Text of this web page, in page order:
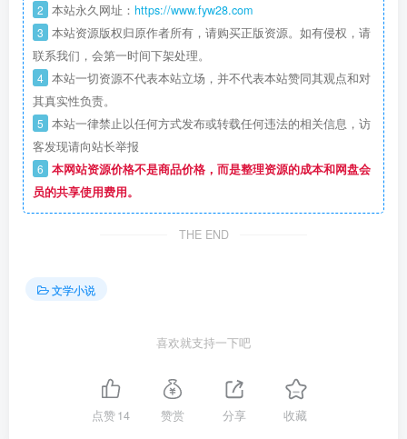
2 本站永久网址： https://www.fyw28.com
3 本站资源版权归原作者所有，请购买正版资源。如有侵权，请
联系我们，会第一时间下架处理。
4 本站一切资源不代表本站立场，并不代表本站赞同其观点和对
其真实性负责。
5 本站一律禁止以任何方式发布或转载任何违法的相关信息，访
客发现请向站长举报
6 本网站资源价格不是商品价格，而是整理资源的成本和网盘会
员的共享使用费用。
THE END
文学小说
喜欢就支持一下吧
点赞14 赞赏 分享 收藏